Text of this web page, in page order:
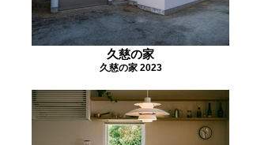
久慈の家
久慈の家 2023